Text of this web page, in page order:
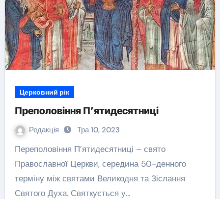
Церковний рік
Преполовіння П’ятидесятниці
Редакція Тра 10, 2023
Переполовіння П’ятидесятниці – свято
Православної Церкви, середина 50-денного
терміну між святами Великодня та Зіслання
Святого Духа. Святкується у…